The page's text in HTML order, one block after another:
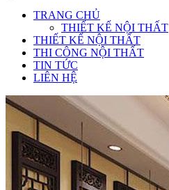
TRANG CHỦ
THIẾT KẾ NỘI THẤT
THIẾT KẾ NỘI THẤT
THI CÔNG NỘI THẤT
TIN TỨC
LIÊN HỆ